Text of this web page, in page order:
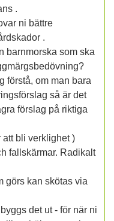
.
ni bättre
.
barnmorska som ska
förstå, om man bara
så är det
förslag på riktiga
att bli verklighet )
fallskärmar. Radikalt
görs kan skötas via
det ut - för när ni